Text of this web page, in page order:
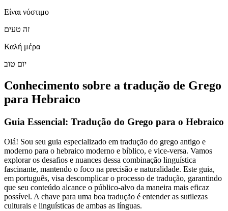
Είναι νόστιμο
זה טעים
Καλή μέρα
יום טוב
Conhecimento sobre a tradução de Grego
para Hebraico
Guia Essencial: Tradução do Grego para o Hebraico
Olá! Sou seu guia especializado em tradução do grego antigo e
moderno para o hebraico moderno e bíblico, e vice-versa. Vamos
explorar os desafios e nuances dessa combinação linguística
fascinante, mantendo o foco na precisão e naturalidade. Este guia,
em português, visa descomplicar o processo de tradução, garantindo
que seu conteúdo alcance o público-alvo da maneira mais eficaz
possível. A chave para uma boa tradução é entender as sutilezas
culturais e linguísticas de ambas as línguas.